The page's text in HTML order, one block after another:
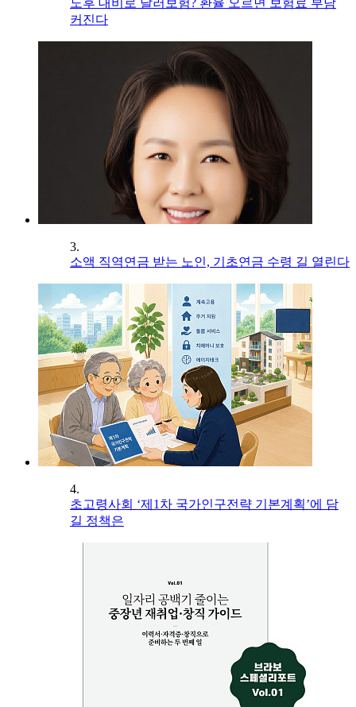
노후 대비로 달러보험? 환율 오르면 보험료 부담
커진다
3.
소액 직역연금 받는 노인, 기초연금 수령 길 열린다
4.
초고령사회 ‘제1차 국가인구전략 기본계획’에 담
길 정책은